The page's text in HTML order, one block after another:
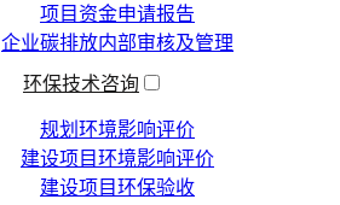
项目资金申请报告
企业碳排放内部审核及管理
环保技术咨询
规划环境影响评价
建设项目环境影响评价
建设项目环保验收